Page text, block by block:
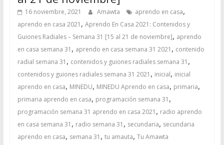
16 noviembre, 2021 Amawta aprendo en casa,
aprendo en casa 2021 , Aprendo En Casa 2021: Contenidos y
Guiones Radiales – Semana 31 [15 al 21 de noviembre], aprendo
en casa semana 31 , aprendo en casa semana 31 2021 , contenido
radial semana 31 , contenidos y guiones radiales semana 31 ,
contenidos y guiones radiales semana 31 2021 , inicial, inicial
aprendo en casa, MINEDU, MINEDU Aprendo en casa, primaria,
primaria aprendo en casa, programación semana 31 ,
programación semana 31 aprendo en casa 2021 , radio aprendo
en casa semana 31 , radio semana 31 , secundaria, secundaria
aprendo en casa, semana 31 , tu amauta, Tu Amawta